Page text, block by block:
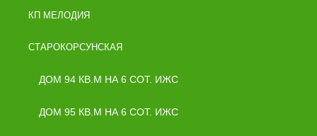
КП МЕЛОДИЯ
СТАРОКОРСУНСКАЯ
ДОМ 94 КВ.М НА 6 СОТ. ИЖС
ДОМ 95 КВ.М НА 6 СОТ. ИЖС